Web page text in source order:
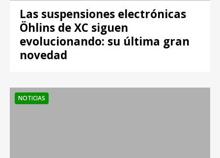
Las suspensiones electrónicas
Öhlins de XC siguen
evolucionando: su última gran
novedad
NOTICIAS